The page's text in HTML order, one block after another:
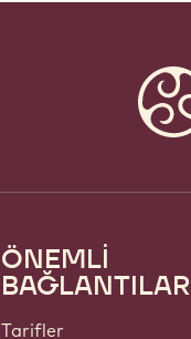
Footer
Callebaut
ÖNEMLİ
BAĞLANTILAR
Tarifler